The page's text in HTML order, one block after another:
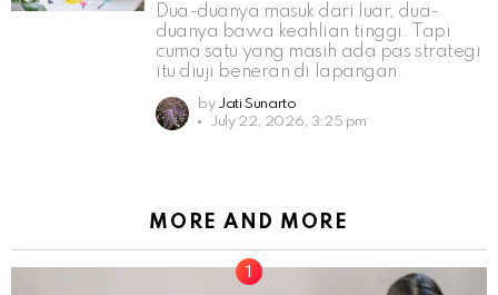
Dua-duanya masuk dari luar, dua-
duanya bawa keahlian tinggi. Tapi
cuma satu yang masih ada pas strategi
itu diuji beneran di lapangan.
by Jati Sunarto
July 22, 2026, 3:25 pm
MORE AND MORE